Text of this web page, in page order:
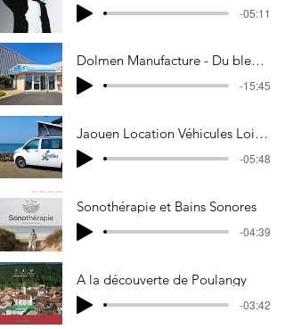
-05:11
Dolmen Manufacture - Du bleu de travail breton aux podiums
-15:45
Jaouen Location Véhicules Loisirs
-05:48
Sonothérapie et Bains Sonores
-04:39
A la découverte de Poulangy
-03:42